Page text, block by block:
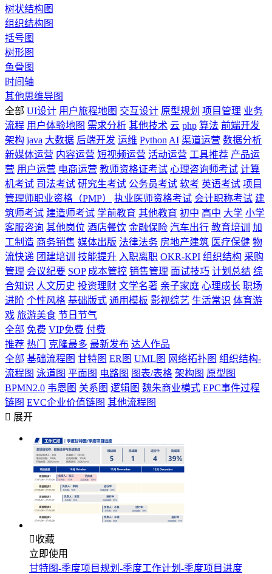
树状结构图
组织结构图
括号图
树形图
鱼骨图
时间轴
其他思维导图
全部 UI设计 用户旅程地图 交互设计 原型规划 项目管理 业务
流程 用户体验地图 需求分析 其他技术 云 php 算法 前端开发
架构 java 大数据 后端开发 运维 Python AI 渠道运营 数据分析
新媒体运营 内容运营 短视频运营 活动运营 工具推荐 产品运
营 用户运营 电商运营 教师资格证考试 心理咨询师考试 计算
机考试 司法考试 研究生考试 公务员考试 软考 英语考试 项目
管理师职业资格（PMP）
执业医师资格考试 会计职称考试 建
筑师考试 建造师考试 学前教育 其他教育 初中 高中 大学 小学
客服咨询 其他岗位 酒店餐饮 金融保险 汽车出行 教育培训
加
工制造 商务销售 媒体出版 法律法务 房地产建筑 医疗保健 物
流快递 团建培训 技能提升 入职离职 OKR-KPI 组织结构 采购
管理 会议纪要 SOP 成本管控 销售管理 面试技巧 计划总结 综
合知识 人文历史 投资理财 文学名著 亲子家庭 心理成长 职场
进阶 个性风格 基础版式 通用模板 影视综艺 生活常识 体育游
戏 旅游美食 节日节气
全部 免费 VIP免费 付费
推荐 热门 克隆最多 最新发布 达人作品
全部 基础流程图 甘特图 ER图 UML图 网络拓扑图 组织结构-
流程图 泳道图 平面图 电路图 图表/表格 架构图 原型图
BPMN2.0 韦恩图 关系图 逻辑图 魏朱商业模式 EPC事件过程
链图 EVC企业价值链图 其他流程图
 展开
收藏
立即使用
甘特图-季度项目规划-季度工作计划-季度项目进度